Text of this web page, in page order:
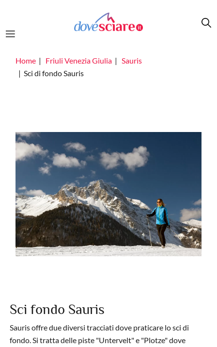
Home Friuli Venezia Giulia
Sauris
Sci di fondo Sauris
Sci fondo Sauris
Sauris offre due diversi tracciati dove praticare lo sci di
fondo. Si tratta delle piste "Untervelt" e "Plotze" dove